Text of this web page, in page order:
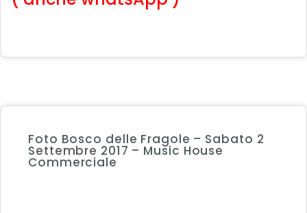
Foto Bosco delle Fragole – Sabato 2
Settembre 2017 – Music House
Commerciale